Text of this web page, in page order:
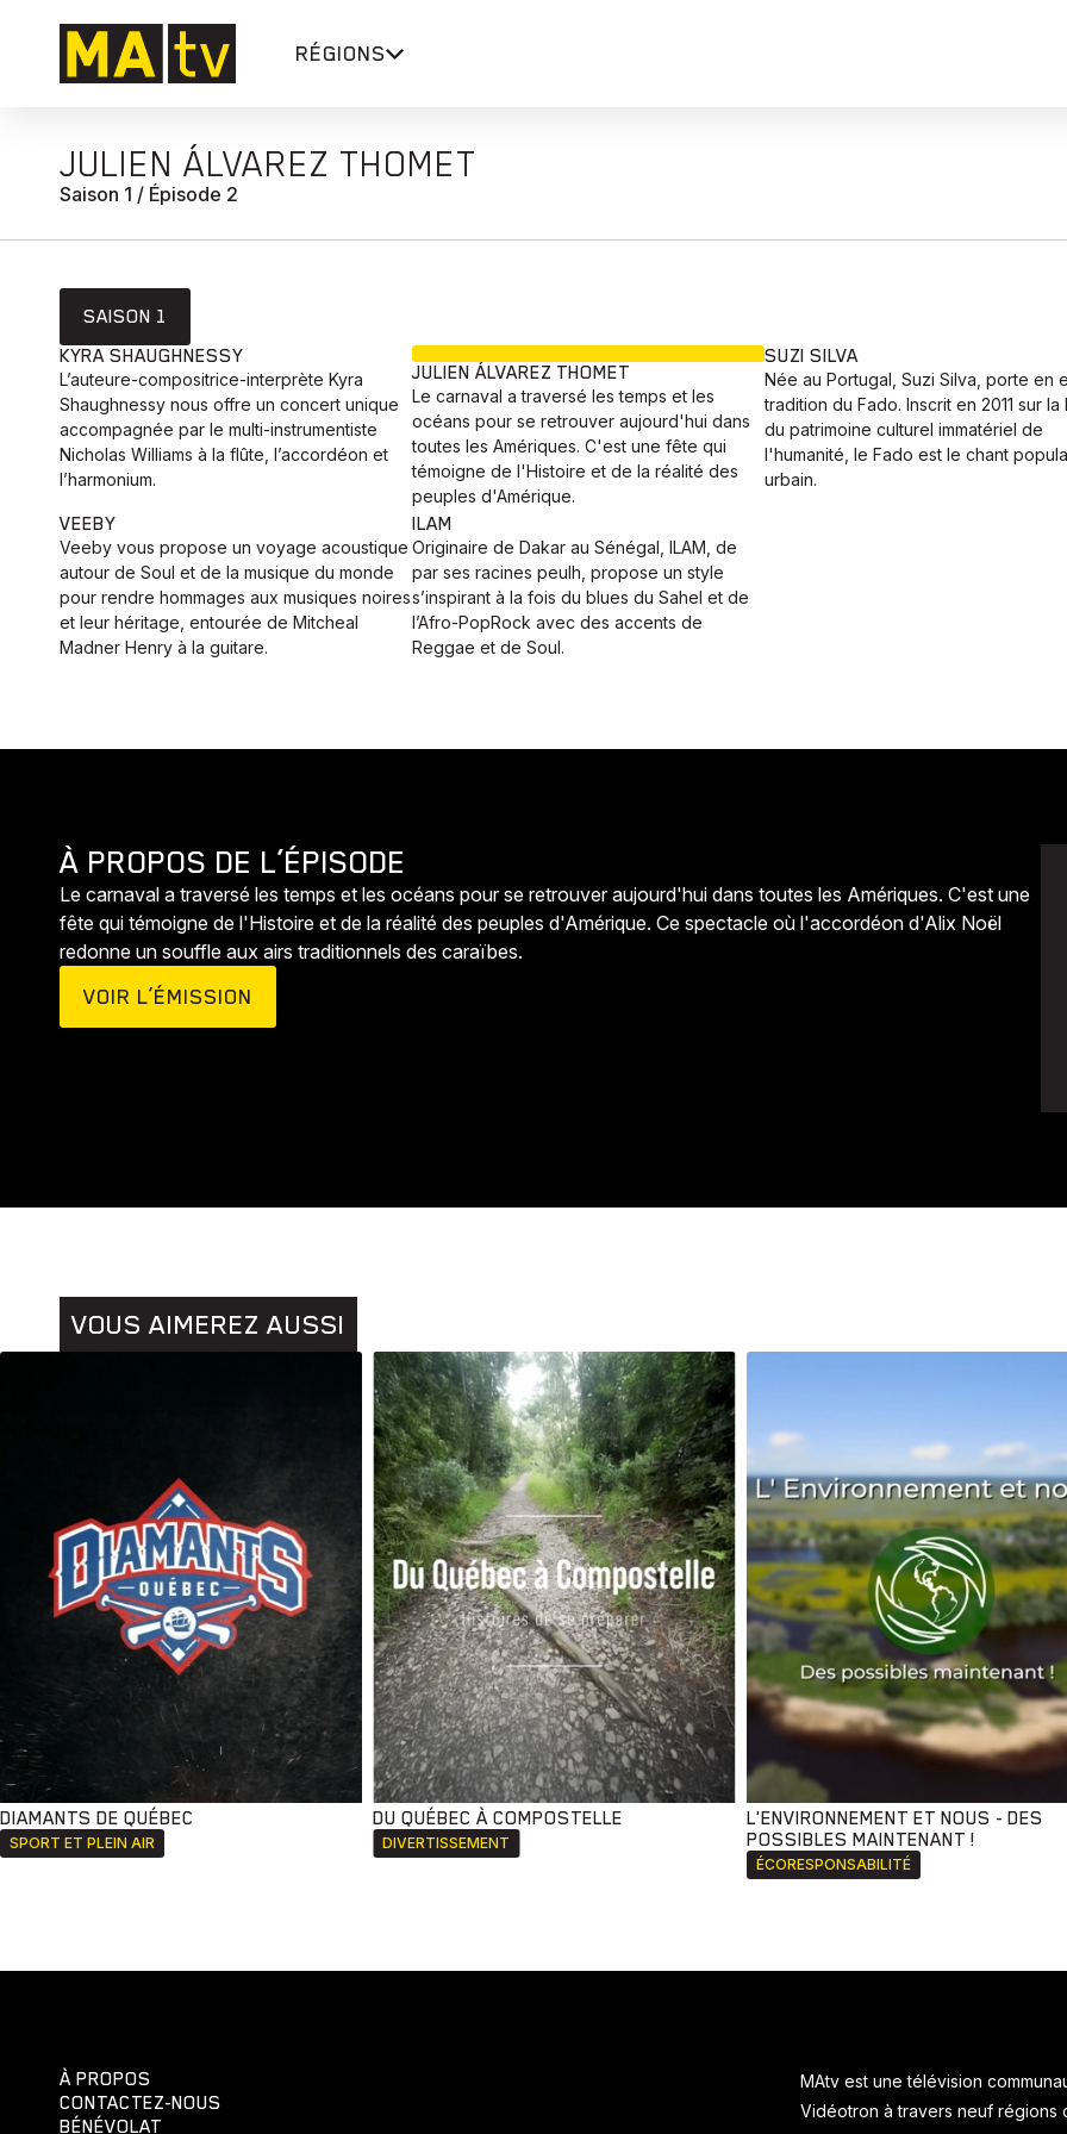
RÉGIONS
JULIEN ÁLVAREZ THOMET
Saison 1 / Épisode 2
SAISON 1
KYRA SHAUGHNESSY
L’auteure-compositrice-interprète Kyra
Shaughnessy nous offre un concert unique
accompagnée par le multi-instrumentiste
Nicholas Williams à la flûte, l’accordéon et
l’harmonium.
JULIEN ÁLVAREZ THOMET
Le carnaval a traversé les temps et les
océans pour se retrouver aujourd'hui dans
toutes les Amériques. C'est une fête qui
témoigne de l'Histoire et de la réalité des
peuples d'Amérique.
SUZI SILVA
Née au Portugal, Suzi Silva, porte en
tradition du Fado. Inscrit en 2011 sur la
du patrimoine culturel immatériel de
l'humanité, le Fado est le chant
urbain.
VEEBY
Veeby vous propose un voyage acoustique
autour de Soul et de la musique du monde
pour rendre hommages aux musiques noires
et leur héritage, entourée de Mitcheal
Madner Henry à la guitare.
ILAM
Originaire de Dakar au Sénégal, ILAM, de
par ses racines peulh, propose un style
s’inspirant à la fois du blues du Sahel et de
l’Afro-PopRock avec des accents de
Reggae et de Soul.
À PROPOS DE L’ÉPISODE
Le carnaval a traversé les temps et les océans pour se retrouver aujourd'hui dans toutes les Amériques. C'est une
fête qui témoigne de l'Histoire et de la réalité des peuples d'Amérique. Ce spectacle où l'accordéon d'Alix Noël
redonne un souffle aux airs traditionnels des caraïbes.
VOIR L’ÉMISSION
VOUS AIMEREZ AUSSI
DIAMANTS DE QUÉBEC
SPORT ET PLEIN AIR
DU QUÉBEC À COMPOSTELLE
DIVERTISSEMENT
L'ENVIRONNEMENT ET NOUS - DES
POSSIBLES MAINTENANT !
ÉCORESPONSABILITÉ
À PROPOS
CONTACTEZ-NOUS
BÉNÉVOLAT
MAtv est une télévision
Vidéotron à travers neuf régions